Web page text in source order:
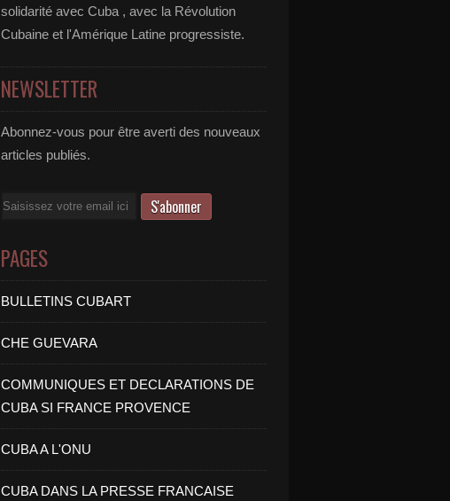
solidarité avec Cuba , avec la Révolution
Cubaine et l'Amérique Latine progressiste.
NEWSLETTER
Abonnez-vous pour être averti des nouveaux
articles publiés.
Email
PAGES
BULLETINS CUBART
CHE GUEVARA
COMMUNIQUES ET DECLARATIONS DE
CUBA SI FRANCE PROVENCE
CUBA A L'ONU
CUBA DANS LA PRESSE FRANCAISE